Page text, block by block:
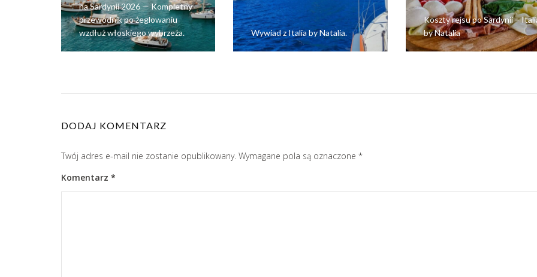
na Sardynii 2026 — Kompletny
przewodnik po żeglowaniu
wzdłuż włoskiego wybrzeża.
Wywiad z Italia by Natalia.
Koszty rejsu po Sardynii –
by Natalia
DODAJ KOMENTARZ
Twój adres e-mail nie zostanie opublikowany. Wymagane pola są oznaczone *
Komentarz *